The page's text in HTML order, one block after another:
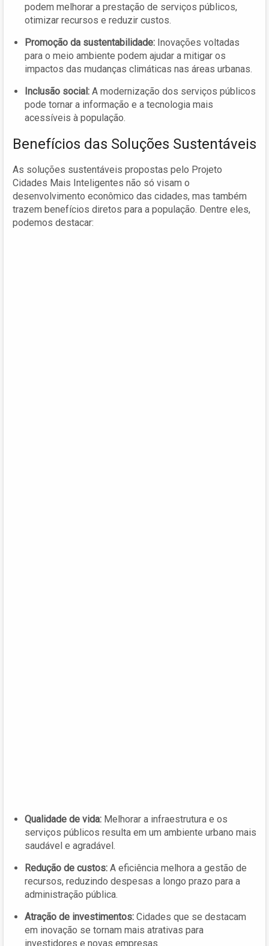
podem melhorar a prestação de serviços públicos,
otimizar recursos e reduzir custos.
Promoção da sustentabilidade: Inovações voltadas
para o meio ambiente podem ajudar a mitigar os
impactos das mudanças climáticas nas áreas urbanas.
Inclusão social: A modernização dos serviços públicos
pode tornar a informação e a tecnologia mais
acessíveis à população.
Benefícios das Soluções Sustentáveis
As soluções sustentáveis propostas pelo Projeto
Cidades Mais Inteligentes não só visam o
desenvolvimento econômico das cidades, mas também
trazem benefícios diretos para a população. Dentre eles,
podemos destacar:
Qualidade de vida: Melhorar a infraestrutura e os
serviços públicos resulta em um ambiente urbano mais
saudável e agradável.
Redução de custos: A eficiência melhora a gestão de
recursos, reduzindo despesas a longo prazo para a
administração pública.
Atração de investimentos: Cidades que se destacam
em inovação se tornam mais atrativas para
investidores e novas empresas.